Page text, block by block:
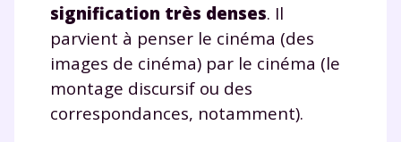
signification très denses. Il
parvient à penser le cinéma (des
images de cinéma) par le cinéma (le
montage discursif ou des
correspondances, notamment).